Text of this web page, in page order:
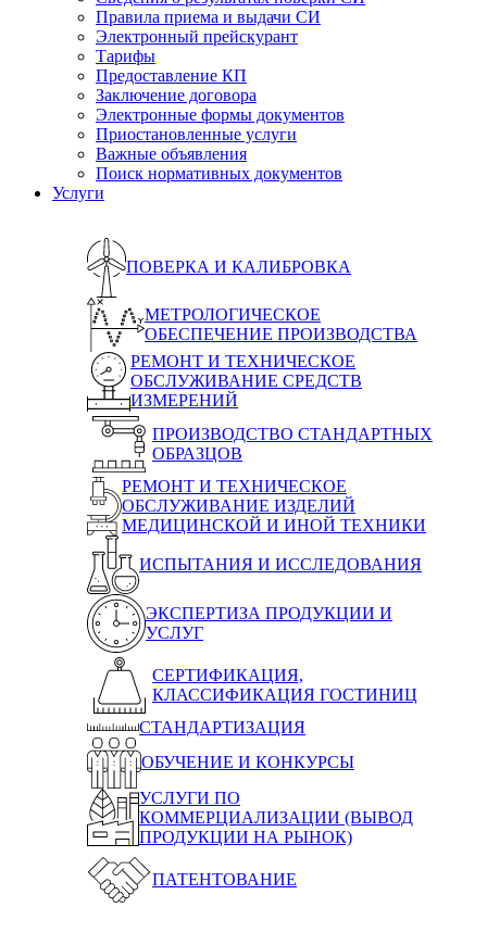
Правила приема и выдачи СИ
Электронный прейскурант
Тарифы
Предоставление КП
Заключение договора
Электронные формы документов
Приостановленные услуги
Важные объявления
Поиск нормативных документов
Услуги
ПОВЕРКА И КАЛИБРОВКА
МЕТРОЛОГИЧЕСКОЕ
ОБЕСПЕЧЕНИЕ ПРОИЗВОДСТВА
РЕМОНТ И ТЕХНИЧЕСКОЕ
ОБСЛУЖИВАНИЕ СРЕДСТВ
ИЗМЕРЕНИЙ
ПРОИЗВОДСТВО СТАНДАРТНЫХ
ОБРАЗЦОВ
РЕМОНТ И ТЕХНИЧЕСКОЕ
ОБСЛУЖИВАНИЕ ИЗДЕЛИЙ
МЕДИЦИНСКОЙ И ИНОЙ ТЕХНИКИ
ИСПЫТАНИЯ И ИССЛЕДОВАНИЯ
ЭКСПЕРТИЗА ПРОДУКЦИИ И
УСЛУГ
СЕРТИФИКАЦИЯ,
КЛАССИФИКАЦИЯ ГОСТИНИЦ
СТАНДАРТИЗАЦИЯ
ОБУЧЕНИЕ И КОНКУРСЫ
УСЛУГИ ПО
КОММЕРЦИАЛИЗАЦИИ (ВЫВОД
ПРОДУКЦИИ НА РЫНОК)
ПАТЕНТОВАНИЕ